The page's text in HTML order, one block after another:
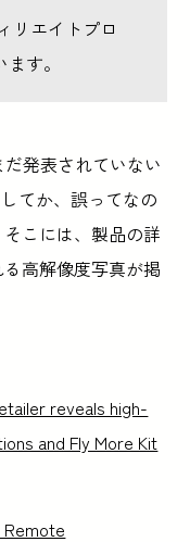
リエイトプロ
す。
だ発表されていない
てか、誤ってなの
こには、製品の詳
高解像度写真が掲
reveals high-
and Fly More Kit
Remote